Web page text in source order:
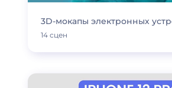
3D-мокапы электронных
14 сцен